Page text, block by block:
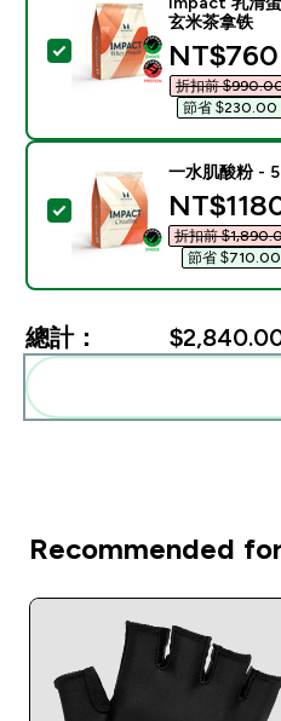
選取此商品 - Impact
玄米茶拿铁
NT$760‎
折扣前
節省 $230.00‎
選取此商品 - 一水肌酸
一水肌酸粉 -
折扣前
節省 $710.00‎
總計：
Recommended